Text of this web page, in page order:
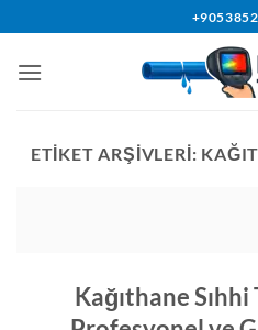
atla
ETIKET ARŞIVLERI:
Kağıthane